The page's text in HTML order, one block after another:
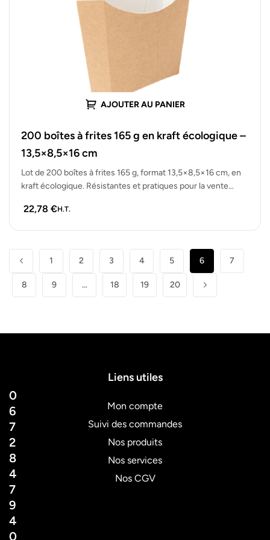
AJOUTER AU PANIER
200 boîtes à frites 165 g en kraft écologique –
13,5×8,5×16 cm
Lot de 200 boîtes à frites 165 g, format 13,5×8,5×16 cm, en
kraft écologique. Résistantes et pratiques pour la vente…
22,78 €H.T.
1 2 3 4 5 6 7
8 9 … 18 19 20
0
6
7
2
8
4
7
9
4
0
Liens utiles
Mon compte
Suivi des commandes
Nos produits
Nos services
Nos CGV